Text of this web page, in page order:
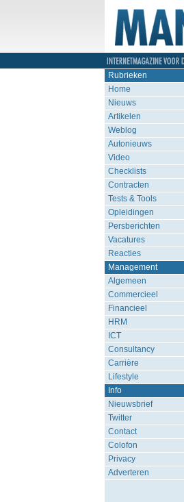
Rubrieken
Home
Nieuws
Artikelen
Weblog
Autonieuws
Video
Checklists
Contracten
Tests & Tools
Opleidingen
Persberichten
Vacatures
Reacties
Management
Algemeen
Commercieel
Financieel
HRM
ICT
Consultancy
Carrière
Lifestyle
Info
Nieuwsbrief
Twitter
Contact
Colofon
Privacy
Adverteren